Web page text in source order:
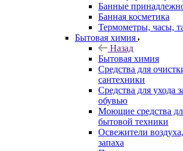
Банные
Банная косметика
Термометры, часы,
Бытовая химия
Назад
Бытовая химия
Средства для
сантехники
Средства для ухода
обувью
Моющие средства
бытовой техники
Освежители
запаха